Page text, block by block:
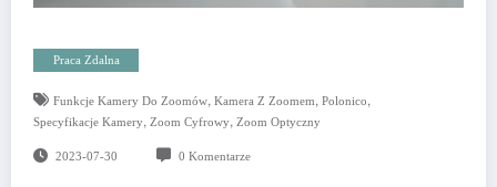
Praca Zdalna
Funkcje Kamery Do Zoomów, Kamera Z Zoomem, Polonico,
Specyfikacje Kamery, Zoom Cyfrowy, Zoom Optyczny
2023-07-30 0 Komentarze